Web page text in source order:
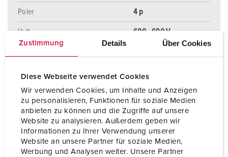
Zustimmung Details Über Cookies
Diese Webseite verwendet Cookies
Wir verwenden Cookies, um Inhalte und Anzeigen
zu personalisieren, Funktionen für soziale Medien
anbieten zu können und die Zugriffe auf unsere
Website zu analysieren. Außerdem geben wir
Informationen zu Ihrer Verwendung unserer
Website an unsere Partner für soziale Medien,
Werbung und Analysen weiter. Unsere Partner
Poler 4 p
Volt 600 - 690 V
Kontakt
nickelpläterade
kontakter
TILL PRODUKTEN